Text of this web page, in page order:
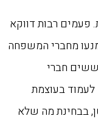
פעמים רבות דווקא
מחברי המשפחה
חברי
בעוצמת
בבחינת מה שלא